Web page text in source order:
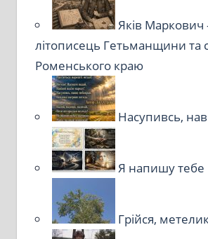
Яків Маркович
літописець Гетьманщини та
Роменського краю
Насупивсь,
Я напишу тебе
Грійся,